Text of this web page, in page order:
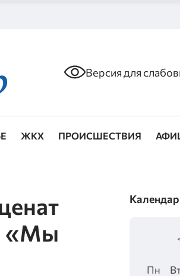
Версия для
ЖКХ ПРОИСШЕСТВИЯ
«Мы
Пн